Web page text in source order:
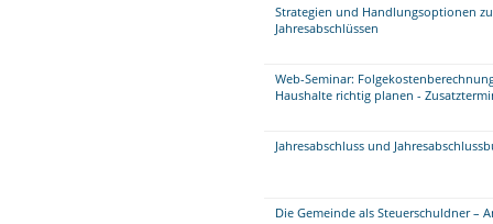
Strategien und Handlungsoptionen
Jahresabschlüssen
Web-Seminar:
Haushalte richtig planen -
Jahresabschluss und
Die Gemeinde als Steuerschuldner –